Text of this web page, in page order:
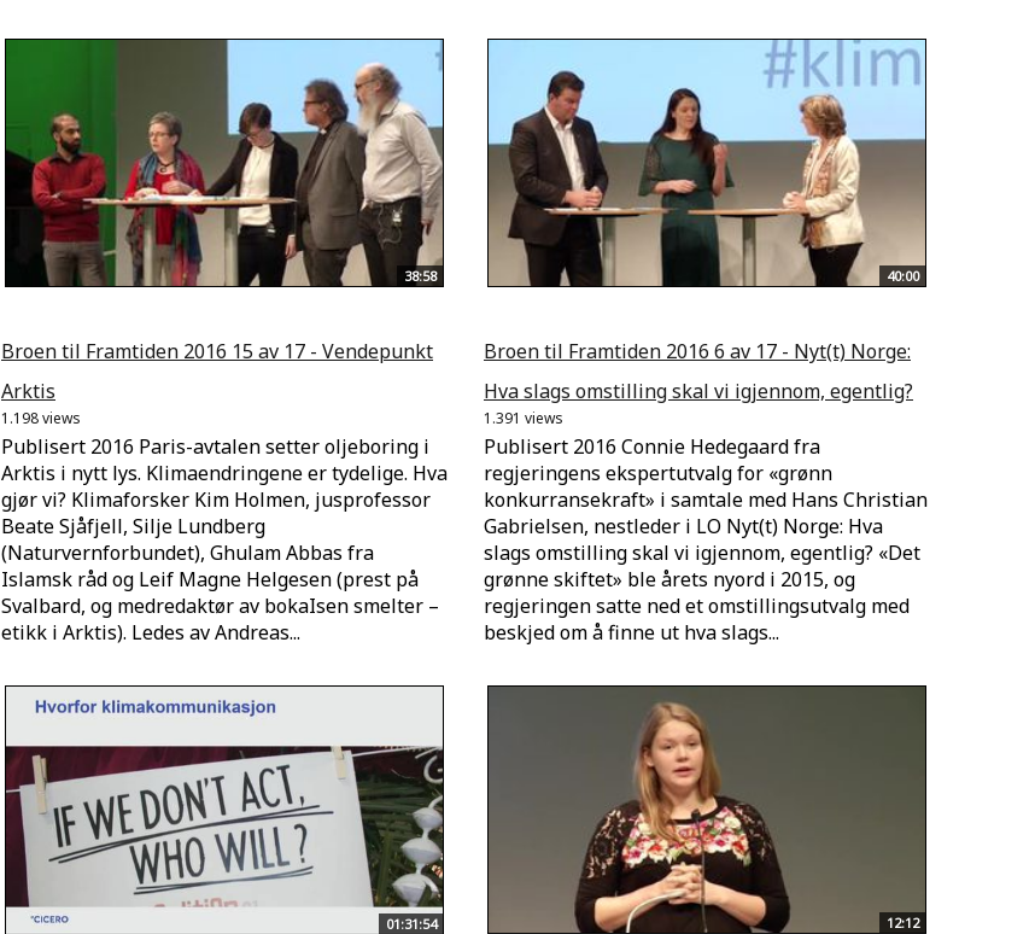
38:58
Broen til Framtiden 2016 15 av 17 - Vendepunkt
Arktis
1.198 views
Publisert 2016 Paris-avtalen setter oljeboring i
Arktis i nytt lys. Klimaendringene er tydelige. Hva
gjør vi? Klimaforsker Kim Holmen, jusprofessor
Beate Sjåfjell, Silje Lundberg
(Naturvernforbundet), Ghulam Abbas fra
Islamsk råd og Leif Magne Helgesen (prest på
Svalbard, og medredaktør av bokaIsen smelter –
etikk i Arktis). Ledes av Andreas...
40:00
Broen til Framtiden 2016 6 av 17 - Nyt(t) Norge:
Hva slags omstilling skal vi igjennom, egentlig?
1.391 views
Publisert 2016 Connie Hedegaard fra
regjeringens ekspertutvalg for «grønn
konkurransekraft» i samtale med Hans Christian
Gabrielsen, nestleder i LO Nyt(t) Norge: Hva
slags omstilling skal vi igjennom, egentlig? «Det
grønne skiftet» ble årets nyord i 2015, og
regjeringen satte ned et omstillingsutvalg med
beskjed om å finne ut hva slags...
01:31:54 12:12